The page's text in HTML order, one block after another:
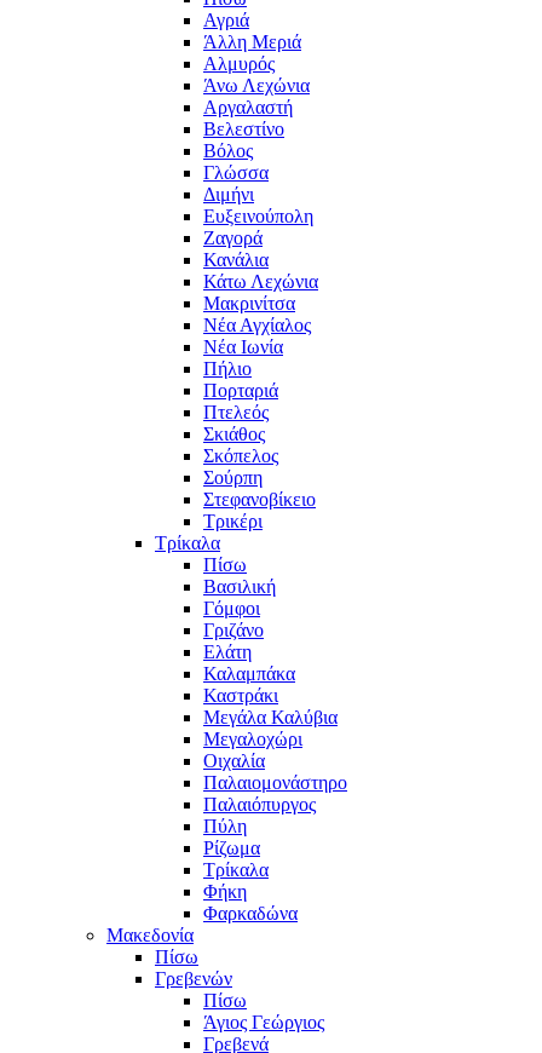
Αγριά
Άλλη Μεριά
Αλμυρός
Άνω Λεχώνια
Αργαλαστή
Βελεστίνο
Βόλος
Γλώσσα
Διμήνι
Ευξεινούπολη
Ζαγορά
Κανάλια
Κάτω Λεχώνια
Μακρινίτσα
Νέα Αγχίαλος
Νέα Ιωνία
Πήλιο
Πορταριά
Πτελεός
Σκιάθος
Σκόπελος
Σούρπη
Στεφανοβίκειο
Τρικέρι
Τρίκαλα
Πίσω
Βασιλική
Γόμφοι
Γριζάνο
Ελάτη
Καλαμπάκα
Καστράκι
Μεγάλα Καλύβια
Μεγαλοχώρι
Οιχαλία
Παλαιομονάστηρο
Παλαιόπυργος
Πύλη
Ρίζωμα
Τρίκαλα
Φήκη
Φαρκαδώνα
Μακεδονία
Πίσω
Γρεβενών
Πίσω
Άγιος Γεώργιος
Γρεβενά